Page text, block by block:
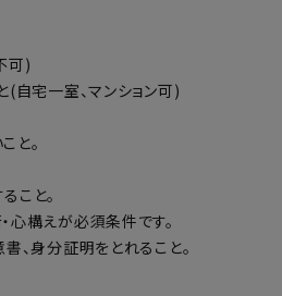
可)
(自宅一室、マンション可)
と。
こと。
心構えが必須条件です。
、身分証明をとれること。